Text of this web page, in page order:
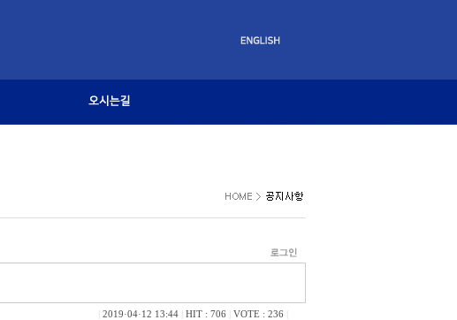
2019·04·12 13:44 HIT : 706 VOTE : 236